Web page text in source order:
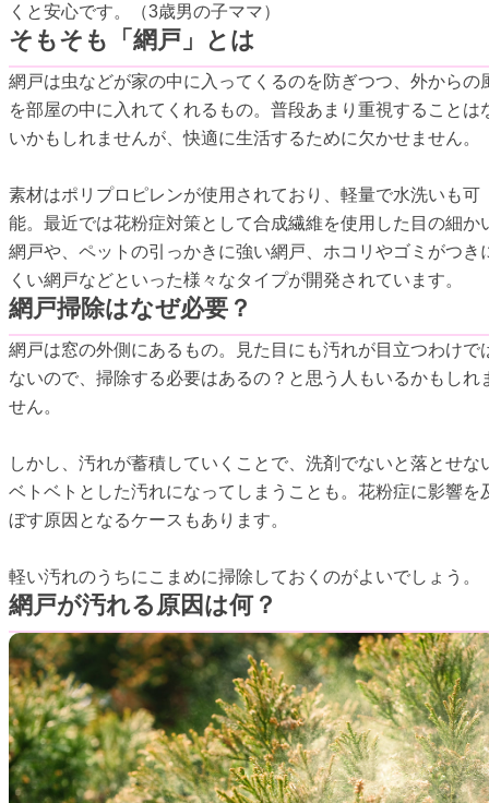
くと安心です。（3歳男の子ママ）
そもそも「網戸」とは
網戸は虫などが家の中に入ってくるのを防ぎつつ、外からの
を部屋の中に入れてくれるもの。普段あまり重視することは
いかもしれませんが、快適に生活するために欠かせません。
素材はポリプロピレンが使用されており、軽量で水洗いも可
能。最近では花粉症対策として合成繊維を使用した目の細か
網戸や、ペットの引っかきに強い網戸、ホコリやゴミがつき
くい網戸などといった様々なタイプが開発されています。
網戸掃除はなぜ必要？
網戸は窓の外側にあるもの。見た目にも汚れが目立つわけで
ないので、掃除する必要はあるの？と思う人もいるかもしれ
せん。
しかし、汚れが蓄積していくことで、洗剤でないと落とせな
ベトベトとした汚れになってしまうことも。花粉症に影響を
ぼす原因となるケースもあります。
軽い汚れのうちにこまめに掃除しておくのがよいでしょう。
網戸が汚れる原因は何？